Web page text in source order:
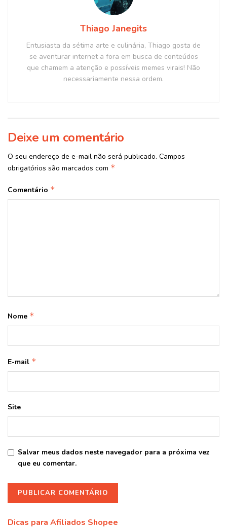
Thiago Janegits
Entusiasta da sétima arte e culinária, Thiago gosta de
se aventurar internet a fora em busca de conteúdos
que chamem a atenção e possíveis memes virais! Não
necessariamente nessa ordem.
Deixe um comentário
O seu endereço de e-mail não será publicado. Campos
obrigatórios são marcados com *
Comentário *
Nome *
E-mail *
Site
Salvar meus dados neste navegador para a próxima vez
que eu comentar.
Dicas para Afiliados Shopee